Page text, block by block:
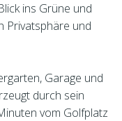
ins Grüne und
Privatsphäre und
Garage und
durch sein
vom Golfplatz